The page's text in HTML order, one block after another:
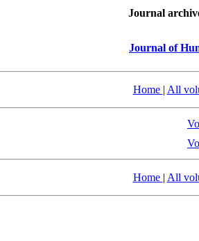
Journal
Journal of
Home | All
Home | All